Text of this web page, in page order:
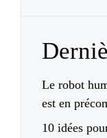
Le robot
est en
10 idées